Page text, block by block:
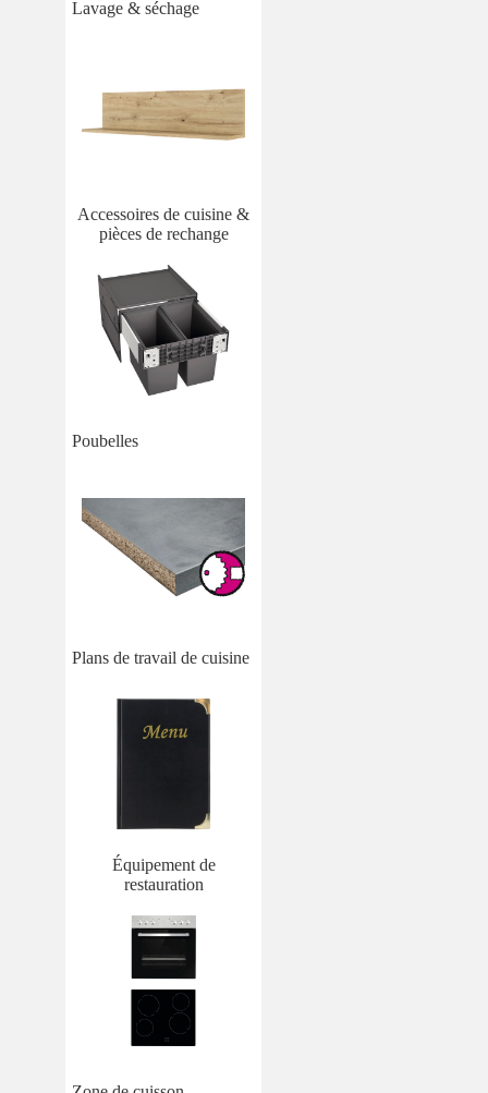
Lavage & séchage
Accessoires de cuisine &
pièces de rechange
Poubelles
Plans de travail de cuisine
Équipement de
restauration